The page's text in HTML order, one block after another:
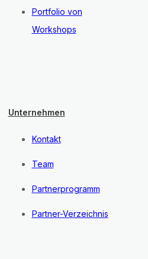
Portfolio von
Workshops
Unternehmen
Kontakt
Team
Partnerprogramm
Partner-Verzeichnis